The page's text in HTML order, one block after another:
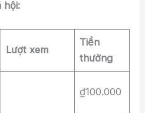
hội:
Lượt xem
Tiền
thưởng
₫100.000